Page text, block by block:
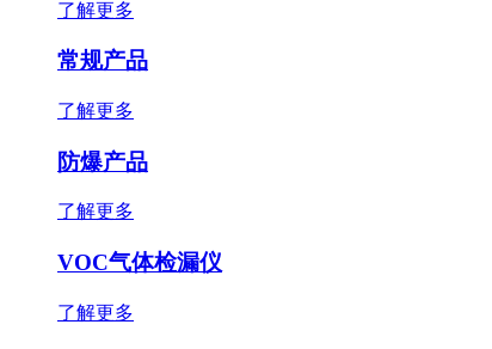
了解更多
常规产品
了解更多
防爆产品
了解更多
VOC气体检漏仪
了解更多